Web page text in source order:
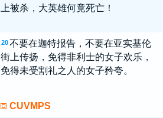
上被杀，大英雄何竟死亡！
20 不要在迦特报告，不要在亚实基伦
街上传扬，免得非利士的女子欢乐，
免得未受割礼之人的女子矜夸。
CUVMPS